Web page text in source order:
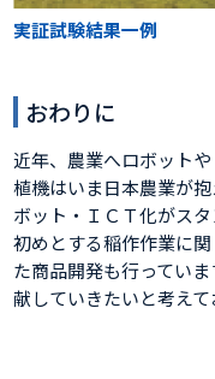
実証試験結果一例
おわりに
近年、農業へロボット
植機はいま日本農業が
ボット・ＩＣＴ化がス
初めとする稲作作業に
た商品開発も行ってい
献していきたいと考え